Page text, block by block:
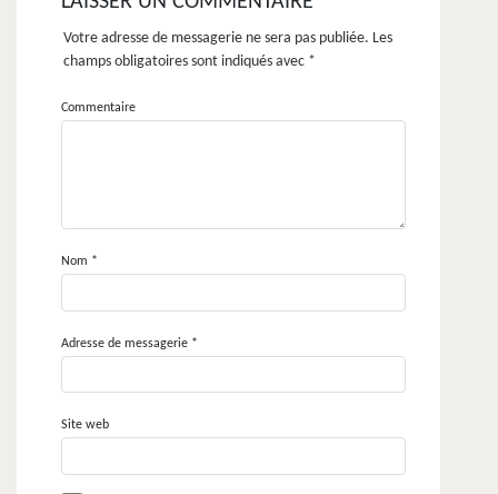
Votre adresse de messagerie ne sera pas publiée. Les
champs obligatoires sont indiqués avec *
Commentaire
Nom *
Adresse de messagerie *
Site web